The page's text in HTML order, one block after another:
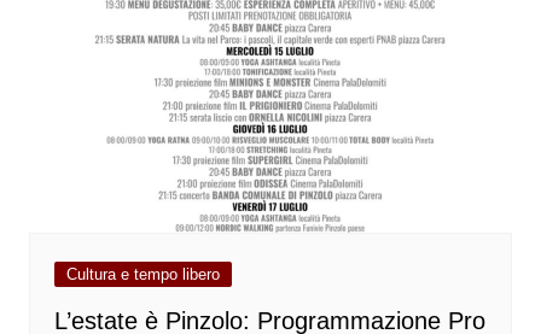
Cultura e tempo libero
L’estate è Pinzolo: Programmazione Pro